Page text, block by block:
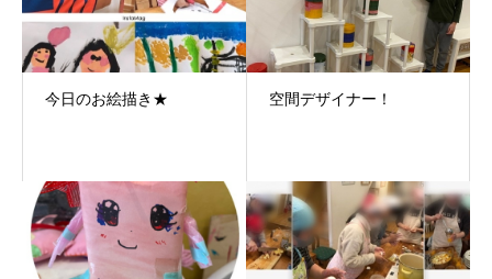
今日のお絵描き★ 空間デザイナー！